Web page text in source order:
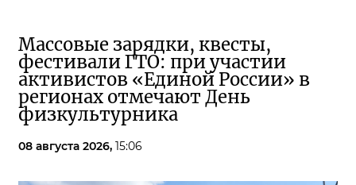
Массовые зарядки, квесты,
фестивали ГТО: при участии
активистов «Единой России» в
регионах отмечают День
физкультурника
08 августа 2026, 15:06